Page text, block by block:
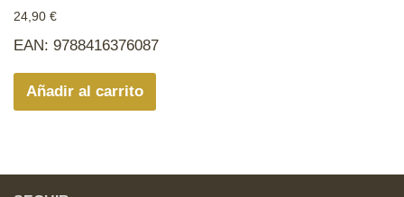
24,90 €
EAN: 9788416376087
Añadir al carrito